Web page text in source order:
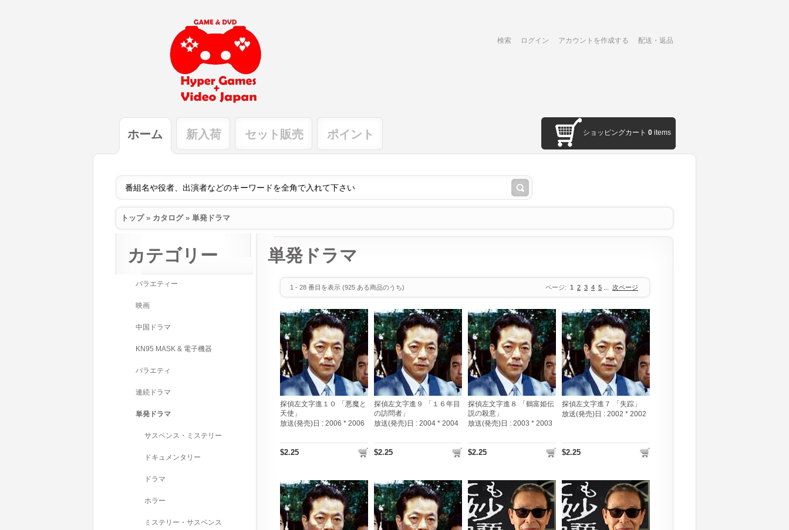
検索 ログイン アカウントを作成する 配送・返品
ホーム 新入荷 セット販売 ポイント ショッピングカート 0 items
トップ» カタログ» 単発ドラマ
単発ドラマ
1 - 28 番目を表示 (925 ある商品のうち) ページ: 1 2 3 4 5 次ページ
探偵左文字進１０ 「悪魔と
天使」
放送(発売)日 : 2006 * 2006
$2.25
探偵左文字進９ 「１６年目
の訪問者」
放送(発売)日 : 2004 * 2004
$2.25
探偵左文字進８ 「鶴富姫伝
説の殺意」
放送(発売)日 : 2003 * 2003
$2.25
探偵左文字進７ 「失踪」
放送(発売)日 : 2002 * 2002
$2.25
カテゴリー
バラエティー
映画
中国ドラマ
KN95 MASK & 電子機器
バラエティ
連続ドラマ
単発ドラマ
サスペンス・ミステリー
ドキュメンタリー
ドラマ
ホラー
ミステリー・サスペンス